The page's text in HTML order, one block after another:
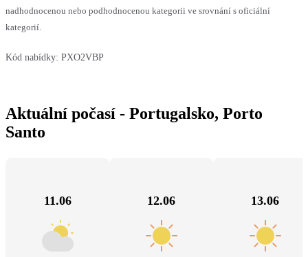
nadhodnocenou nebo podhodnocenou kategorii ve srovnání s oficiální
kategorií.
Kód nabídky: PXO2VBP
Aktuální počasí - Portugalsko, Porto
Santo
11.06 12.06 13.06